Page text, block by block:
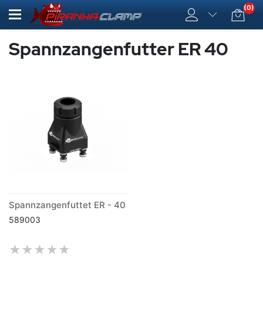
(0)
Spannzangenfutter ER 40
Spannzangenfuttet ER - 40
589003